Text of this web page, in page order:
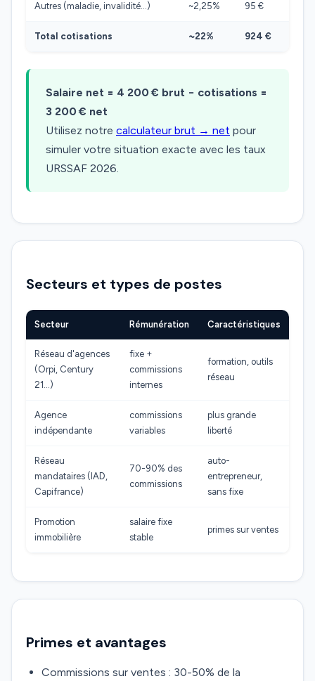
Autres (maladie, invalidité…) ~2,25% 95 €
Total cotisations ~22% 924 €
Salaire net = 4 200 € brut − cotisations =
3 200 € net
Utilisez notre calculateur brut → net pour
simuler votre situation exacte avec les taux
URSSAF 2026.
Secteurs et types de postes
Secteur Rémunération Caractéristiques
Réseau d'agences
(Orpi, Century
21…)
fixe +
commissions
internes
formation, outils
réseau
Agence
indépendante
commissions
variables
plus grande
liberté
Réseau
mandataires (IAD,
Capifrance)
70-90% des
commissions
auto-
entrepreneur,
sans fixe
Promotion
immobilière
salaire fixe
stable
primes sur ventes
Primes et avantages
Commissions sur ventes : 30-50% de la